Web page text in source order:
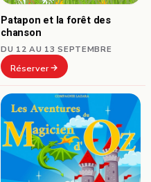
Patapon et la forêt des
chanson
DU 12 AU 13 SEPTEMBRE
Réserver